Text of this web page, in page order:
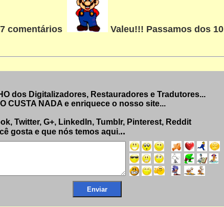
comentários Valeu!!! Passamos dos
dos Digitalizadores, Restauradores e Tradutores...
CUSTA NADA e enriquece o nosso site...
Twitter, G+, LinkedIn, Tumblr, Pinterest, Reddit
gosta e que nós temos aqui...